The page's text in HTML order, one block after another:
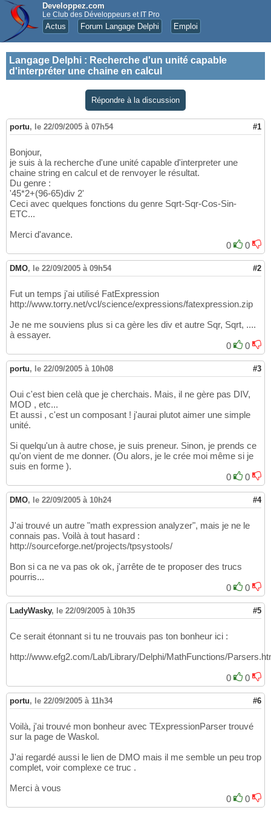
Developpez.com
Le Club des Développeurs et IT Pro
Actus Forum Langage Delphi Emploi
Langage Delphi : Recherche d'un unité capable
d'interpréter une chaine en calcul
Répondre à la discussion
portu, le 22/09/2005 à 07h54 #1
Bonjour,
je suis à la recherche d'une unité capable d'interpreter une
chaine string en calcul et de renvoyer le résultat.
Du genre :
'45*2+(96-65)div 2'
Ceci avec quelques fonctions du genre Sqrt-Sqr-Cos-Sin-
ETC...
Merci d'avance.
0
0
DMO, le 22/09/2005 à 09h54 #2
Fut un temps j'ai utilisé FatExpression
http://www.torry.net/vcl/science/expressions/fatexpression.zip
Je ne me souviens plus si ca gère les div et autre Sqr, Sqrt, ....
à essayer.
0
0
portu, le 22/09/2005 à 10h08 #3
Oui c'est bien celà que je cherchais. Mais, il ne gère pas DIV,
MOD , etc...
Et aussi , c'est un composant ! j'aurai plutot aimer une simple
unité.
Si quelqu'un à autre chose, je suis preneur. Sinon, je prends ce
qu'on vient de me donner. (Ou alors, je le crée moi même si je
suis en forme ).
0
0
DMO, le 22/09/2005 à 10h24 #4
J'ai trouvé un autre "math expression analyzer", mais je ne le
connais pas. Voilà à tout hasard :
http://sourceforge.net/projects/tpsystools/
Bon si ca ne va pas ok ok, j'arrête de te proposer des trucs
pourris...
0
0
LadyWasky, le 22/09/2005 à 10h35 #5
Ce serait étonnant si tu ne trouvais pas ton bonheur ici :
http://www.efg2.com/Lab/Library/Delphi/MathFunctions/
0 0
portu, le 22/09/2005 à 11h34 #6
Voilà, j'ai trouvé mon bonheur avec TExpressionParser trouvé
sur la page de Waskol.
J'ai regardé aussi le lien de DMO mais il me semble un peu trop
complet, voir complexe ce truc .
Merci à vous
0
0